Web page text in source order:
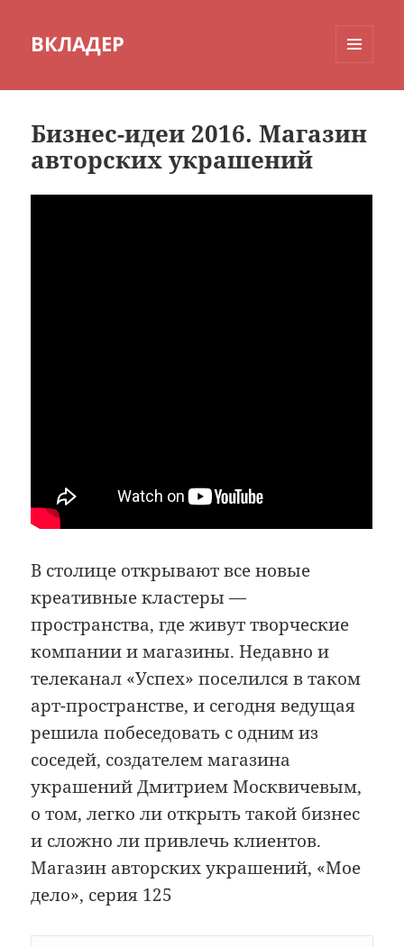
ВКЛАДЕР
Бизнес-идеи 2016. Магазин
авторских украшений
В столице открывают все новые
креативные кластеры —
пространства, где живут творческие
компании и магазины. Недавно и
телеканал «Успех» поселился в таком
арт-пространстве, и сегодня ведущая
решила побеседовать с одним из
соседей, создателем магазина
украшений Дмитрием Москвичевым,
о том, легко ли открыть такой бизнес
и сложно ли привлечь клиентов.
Магазин авторских украшений, «Мое
дело», серия 125